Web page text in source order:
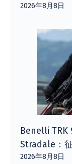
2026年8月8日
Benelli TRK
Stradale：
2026年8月8日